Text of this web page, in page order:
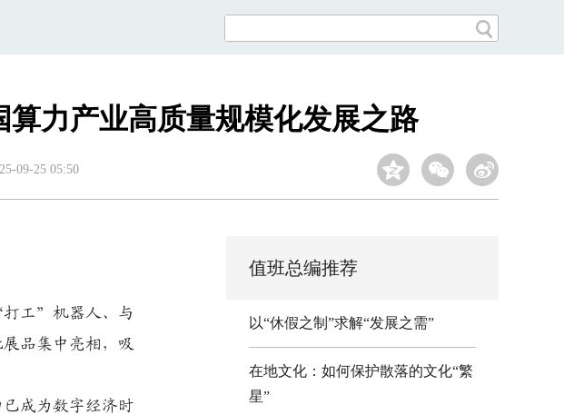
力产业高质量规模化发展之路
09-25 05:50
工”机器人、与
品集中亮相，吸
成为数字经济时
值班总编推荐
以“休假之制”求解“发展之需”
在地文化：如何保护散落的文化“繁
星”